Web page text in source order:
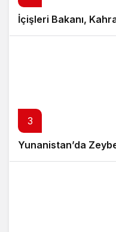
İçişleri Bakanı,
3
Yunanistan’da